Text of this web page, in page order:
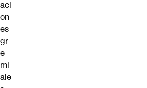
aci
on
es
gr
e
mi
ale